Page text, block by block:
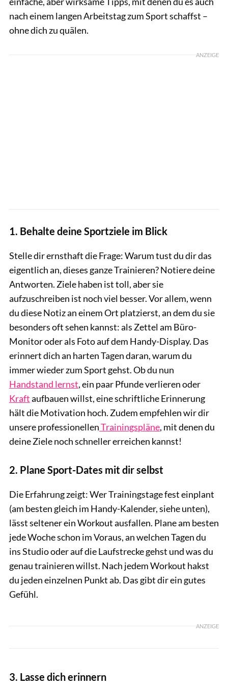
nach einem langen Arbeitstag zum Sport schaffst –
ohne dich zu quälen.
ANZEIGE
1. Behalte deine Sportziele im Blick
Stelle dir ernsthaft die Frage: Warum tust du dir das
eigentlich an, dieses ganze Trainieren? Notiere deine
Antworten. Ziele haben ist toll, aber sie
aufzuschreiben ist noch viel besser. Vor allem, wenn
du diese Notiz an einem Ort platzierst, an dem du sie
besonders oft sehen kannst: als Zettel am Büro-
Monitor oder als Foto auf dem Handy-Display. Das
erinnert dich an harten Tagen daran, warum du
immer wieder zum Sport gehst. Ob du nun
Handstand lernst, ein paar Pfunde verlieren oder
Kraftaufbauen willst, eine schriftliche Erinnerung
hält die Motivation hoch. Zudem empfehlen wir dir
unsere professionellenTrainingspläne, mit denen du
deine Ziele noch schneller erreichen kannst!
2. Plane Sport-Dates mit dir selbst
Die Erfahrung zeigt: Wer Trainingstage fest einplant
(am besten gleich im Handy-Kalender, siehe unten),
lässt seltener ein Workout ausfallen. Plane am besten
jede Woche schon im Voraus, an welchen Tagen du
ins Studio oder auf die Laufstrecke gehst und was du
genau trainieren willst. Nach jedem Workout hakst
du jeden einzelnen Punkt ab. Das gibt dir ein gutes
Gefühl.
ANZEIGE
3. Lasse dich erinnern